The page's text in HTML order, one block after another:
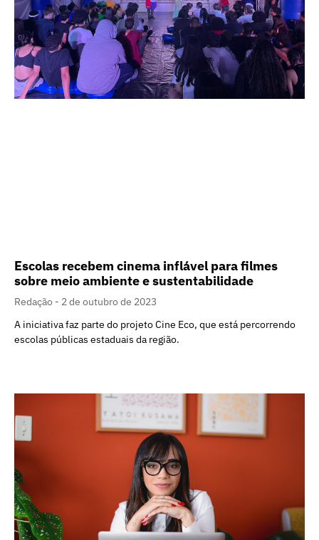
Escolas recebem cinema inflável para filmes
sobre meio ambiente e sustentabilidade
Redação
2 de outubro de 2023
A iniciativa faz parte do projeto Cine Eco, que está percorrendo
escolas públicas estaduais da região.